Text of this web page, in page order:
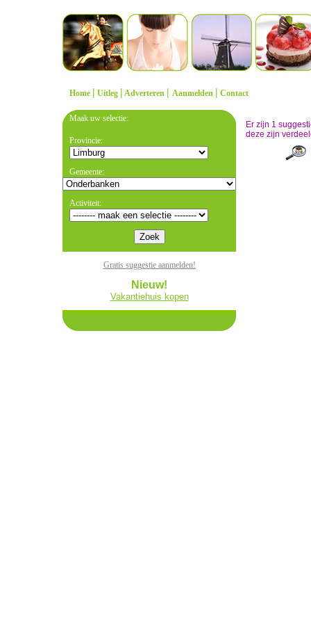
Home | Uitleg | Adverteren | Aanmelden | Contact
Maak uw selectie:
Provincie:
Gemeente:
Activiteit:
Gratis suggestie aanmelden!
Nieuw!
Vakantiehuis kopen
Er zijn 1
deze zijn